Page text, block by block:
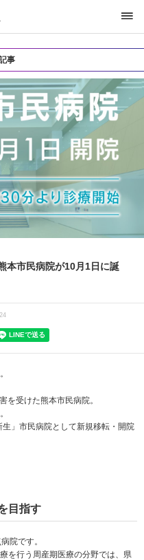
事
本市民病院が10月1日に誕
を受けた熊本市民病院。
」市民病院として新規移転・開院
目指す
院です。
を行う周産期医療の分野では、県